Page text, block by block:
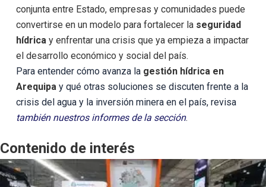
conjunta entre Estado, empresas y comunidades puede
convertirse en un modelo para fortalecer la seguridad
hídrica y enfrentar una crisis que ya empieza a impactar
el desarrollo económico y social del país.
Para entender cómo avanza la gestión hídrica en
Arequipa y qué otras soluciones se discuten frente a la
crisis del agua y la inversión minera en el país, revisa
también nuestros informes de la sección.
Contenido de interés